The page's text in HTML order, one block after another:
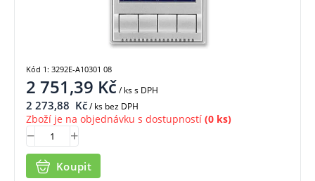
2 751,39 Kč/ kss DPH
2 273,88 Kč/ ks bez DPH
Zboží je na objednávku s dostupností (0 ks)
Koupit
Kód 1: 3292E-A10301 08